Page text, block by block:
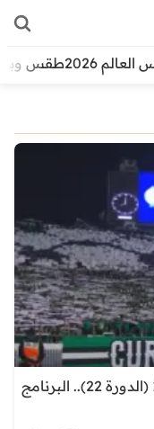
2026 طقس
البطولة الوطنية لكرة القدم – القسم 1 (الدورة 22).. البرنامج